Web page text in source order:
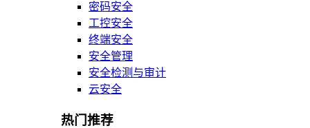
密码安全
工控安全
终端安全
安全管理
安全检测与审计
云安全
热门推荐